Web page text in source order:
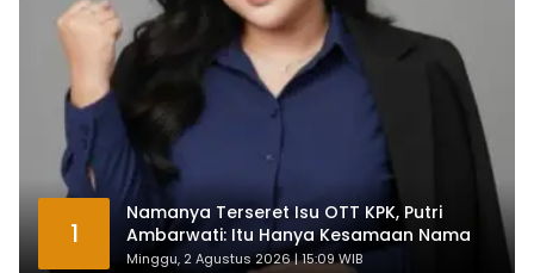
1
Namanya Terseret Isu OTT KPK, Putri
Ambarwati: Itu Hanya Kesamaan Nama
Minggu, 2 Agustus 2026 | 15:09 WIB